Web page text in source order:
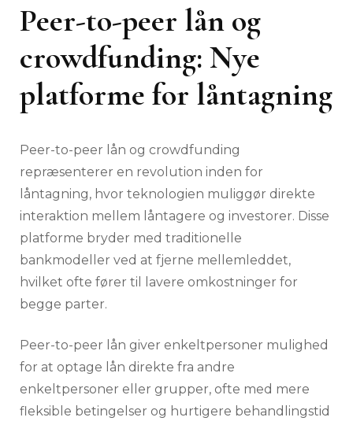
Peer-to-peer lån og
crowdfunding: Nye
platforme for låntagning
Peer-to-peer lån og crowdfunding
repræsenterer en revolution inden for
låntagning, hvor teknologien muliggør direkte
interaktion mellem låntagere og investorer. Disse
platforme bryder med traditionelle
bankmodeller ved at fjerne mellemleddet,
hvilket ofte fører til lavere omkostninger for
begge parter.
Peer-to-peer lån giver enkeltpersoner mulighed
for at optage lån direkte fra andre
enkeltpersoner eller grupper, ofte med mere
fleksible betingelser og hurtigere behandlingstid